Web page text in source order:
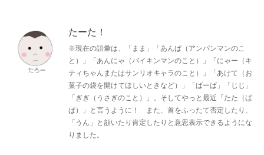
たーた！
※現在の語彙は、「まま」「あんぱ（アンパンマンのこ
と）」「あんにゃ（バイキンマンのこと）」「にゃー（キ
ティちゃんまたはサンリオキャラのこと）」「あけて（お
菓子の袋を開けてほしいときなど）」「ばーば」「じじ」
「ぎぎ（うさぎのこと）」。そしてやっと最近「たた（ぱ
ぱ）」と言うように！ また、首をふったて否定したり、
「うん」と頷いたり肯定したりと意思表示できるようにな
りました。